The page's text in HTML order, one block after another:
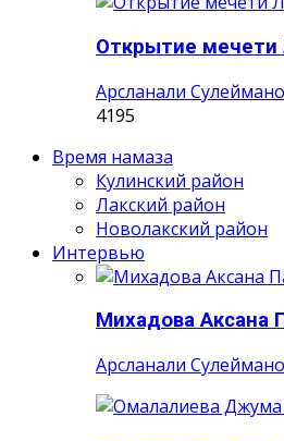
Открытие мечети
Арсланали
4195
Время намаза
Кулинский район
Лакский район
Новолакский район
Интервью
Михадова Аксана
Арсланали